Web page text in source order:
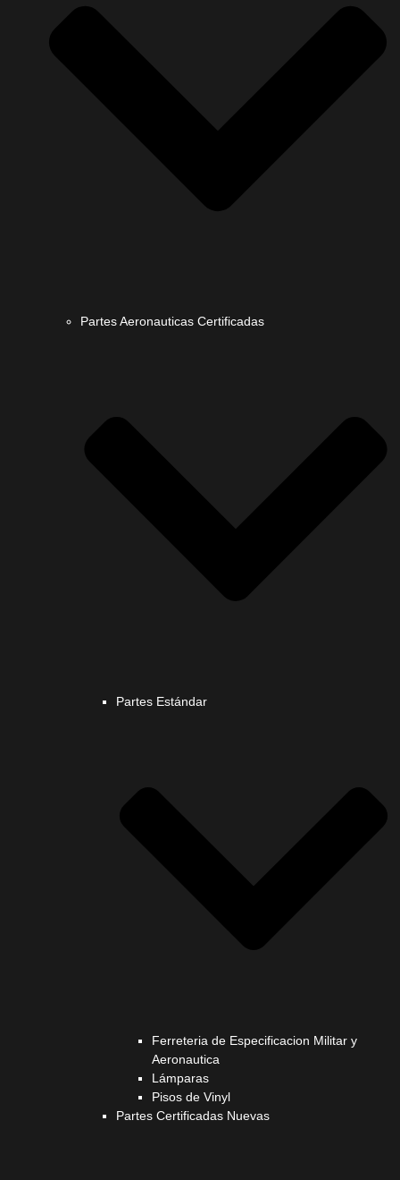
Partes Aeronauticas Certificadas
Partes Estándar
Ferreteria de Especificacion Militar y
Aeronautica
Lámparas
Pisos de Vinyl
Partes Certificadas Nuevas